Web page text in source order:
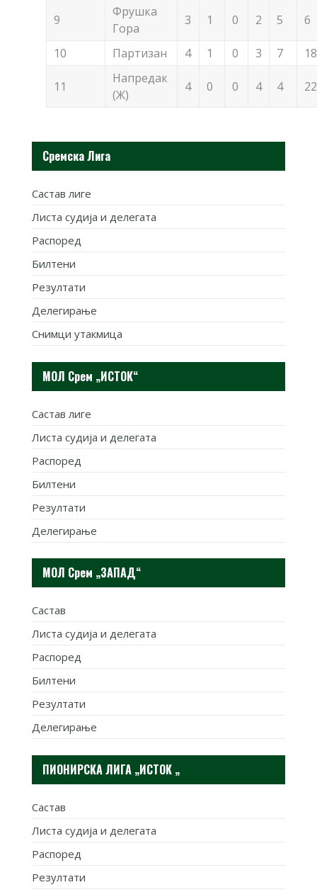
9
Фрушка
Гора
3 1 0 2 5 6
10 Партизан 4 1 0 3 7 18
11
Напредак
(Ж)
4 0 0 4 4 22
Сремска Лига
Састав лиге
Листа судија и делегата
Распоред
Билтени
Резултати
Делегирање
Снимци утакмица
МОЛ Срем „ИСТОК“
Састав лиге
Листа судија и делегата
Распоред
Билтени
Резултати
Делегирање
МОЛ Срем „ЗАПАД“
Састав
Листа судија и делегата
Распоред
Билтени
Резултати
Делегирање
ПИОНИРСКА ЛИГА „ИСТОК „
Састав
Листа судија и делегата
Распоред
Резултати